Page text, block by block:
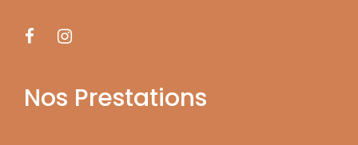
Nos Prestations